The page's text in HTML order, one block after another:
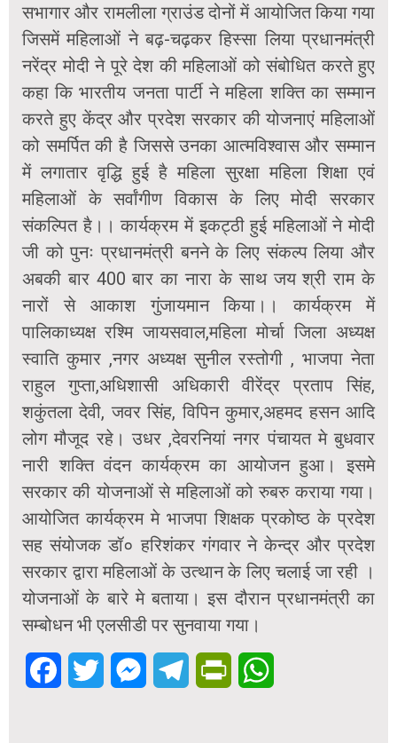
सभागार और रामलीला ग्राउंड दोनों में आयोजित किया गया
जिसमें महिलाओं ने बढ़-चढ़कर हिस्सा लिया प्रधानमंत्री
नरेंद्र मोदी ने पूरे देश की महिलाओं को संबोधित करते हुए
कहा कि भारतीय जनता पार्टी ने महिला शक्ति का सम्मान
करते हुए केंद्र और प्रदेश सरकार की योजनाएं महिलाओं
को समर्पित की है जिससे उनका आत्मविश्वास और सम्मान
में लगातार वृद्धि हुई है महिला सुरक्षा महिला शिक्षा एवं
महिलाओं के सर्वांगीण विकास के लिए मोदी सरकार
संकल्पित है।। कार्यक्रम में इकट्ठी हुई महिलाओं ने मोदी
जी को पुनः प्रधानमंत्री बनने के लिए संकल्प लिया और
अबकी बार 400 बार का नारा के साथ जय श्री राम के
नारों से आकाश गुंजायमान किया।। कार्यक्रम में
पालिकाध्यक्ष रश्मि जायसवाल,महिला मोर्चा जिला अध्यक्ष
स्वाति कुमार ,नगर अध्यक्ष सुनील रस्तोगी , भाजपा नेता
राहुल गुप्ता,अधिशासी अधिकारी वीरेंद्र प्रताप सिंह,
शकुंतला देवी, जवर सिंह, विपिन कुमार,अहमद हसन आदि
लोग मौजूद रहे। उधर ,देवरनियां नगर पंचायत मे बुधवार
नारी शक्ति वंदन कार्यक्रम का आयोजन हुआ। इसमे
सरकार की योजनाओं से महिलाओं को रुबरु कराया गया।
आयोजित कार्यक्रम मे भाजपा शिक्षक प्रकोष्ठ के प्रदेश
सह संयोजक डॉ० हरिशंकर गंगवार ने केन्द्र और प्रदेश
सरकार द्वारा महिलाओं के उत्थान के लिए चलाई जा रही ।
योजनाओं के बारे मे बताया। इस दौरान प्रधानमंत्री का
सम्बोधन भी एलसीडी पर सुनवाया गया।
FacebookTwitter MessengerTelegramPrintFriendly